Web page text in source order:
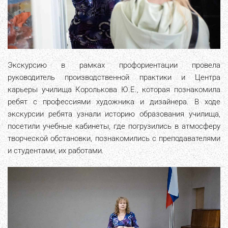
Экскурсию в рамках профориентации провела
руководитель производственной практики и Центра
карьеры училища Королькова Ю.Е., которая познакомила
ребят с профессиями художника и дизайнера. В ходе
экскурсии ребята узнали историю образования училища,
посетили учебные кабинеты, где погрузились в атмосферу
творческой обстановки, познакомились с преподавателями
и студентами, их работами.